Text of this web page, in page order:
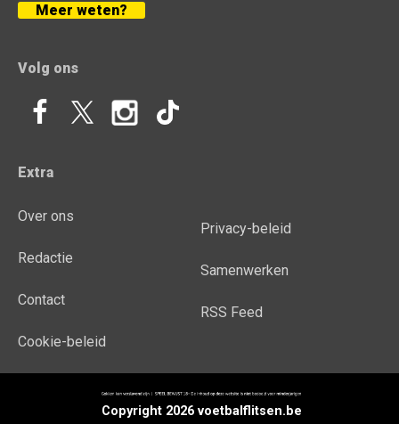
Meer weten?
Volg ons
Extra
Over ons
Redactie
Contact
Cookie-beleid
Privacy-beleid
Samenwerken
RSS Feed
Copyright 2026 voetbalflitsen.be